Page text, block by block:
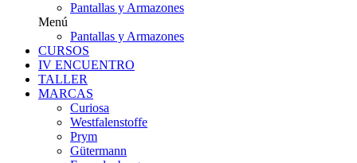
Pantallas y Armazones
Menú
Pantallas y Armazones
CURSOS
IV ENCUENTRO
TALLER
MARCAS
Curiosa
Westfalenstoffe
Prym
Gütermann